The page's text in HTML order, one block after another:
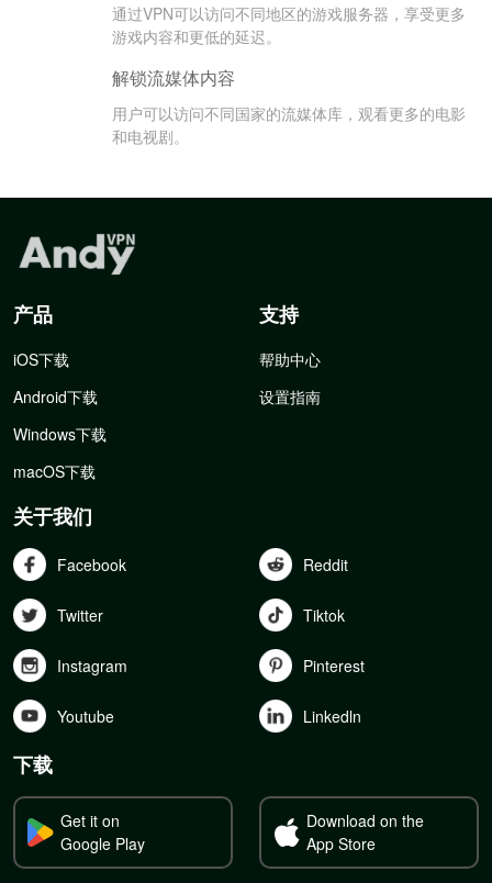
通过VPN可以访问不同地区的游戏服务器，享受更多
游戏内容和更低的延迟。
解锁流媒体内容
用户可以访问不同国家的流媒体库，观看更多的电影
和电视剧。
产品
iOS下载
Android下载
Windows下载
macOS下载
支持
帮助中心
设置指南
关于我们
Facebook Reddit
Twitter Tiktok
Instagram Pinterest
Youtube Linkedln
下载
Get it on
Google Play
Download on the
App Store